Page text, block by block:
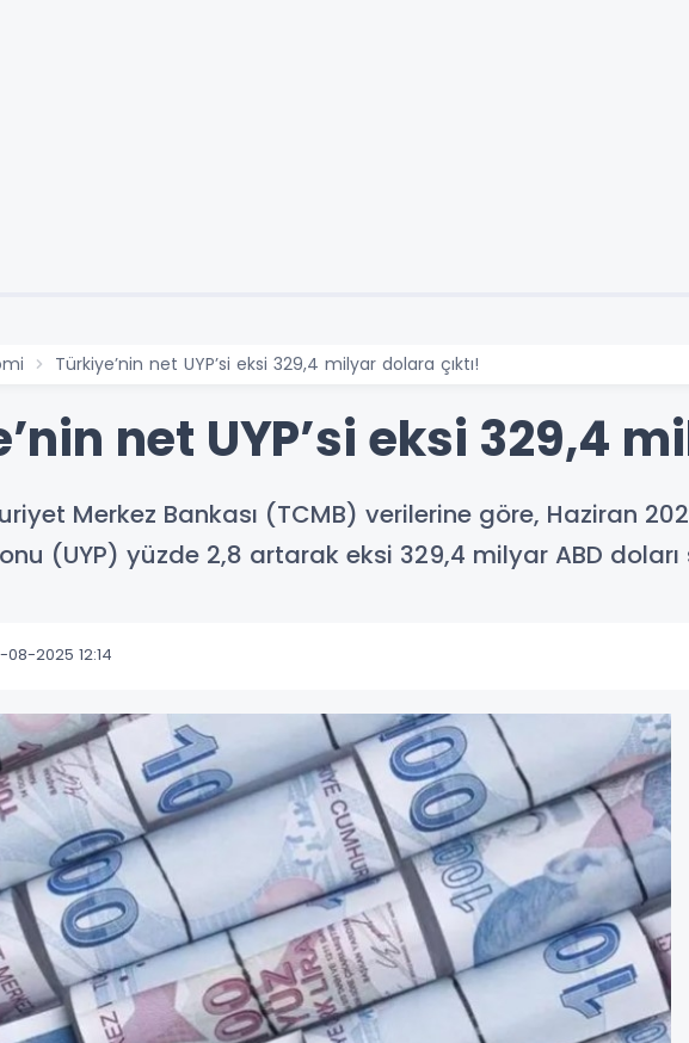
Türkiye’nin net UYP’si eksi 329,4 milyar dolara çıktı!
net UYP’si eksi 329,4
Merkez Bankası (TCMB) verilerine göre, Haziran
(UYP) yüzde 2,8 artarak eksi 329,4 milyar ABD
08-2025 12:14